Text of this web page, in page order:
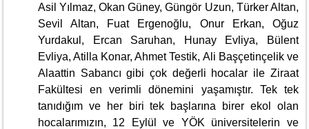
Asil Yılmaz, Okan Güney, Güngör Uzun, Türker Altan,
Sevil Altan, Fuat Ergenoğlu, Onur Erkan, Oğuz
Yurdakul, Ercan Saruhan, Hunay Evliya, Bülent
Evliya, Atilla Konar, Ahmet Testik, Ali Başçetinçelik ve
Alaattin Sabancı gibi çok değerli hocalar ile Ziraat
Fakültesi en verimli dönemini yaşamıştır. Tek tek
tanıdığım ve her biri tek başlarına birer ekol olan
hocalarımızın, 12 Eylül ve YÖK üniversitelerin ve